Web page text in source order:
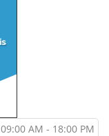
09:00 AM - 18:00 PM